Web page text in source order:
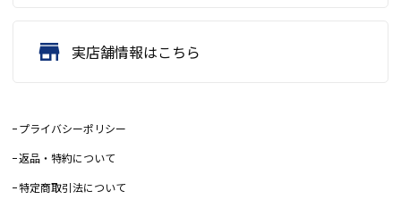
store 実店舗情報はこちら
プライバシーポリシー
返品・特約について
特定商取引法について